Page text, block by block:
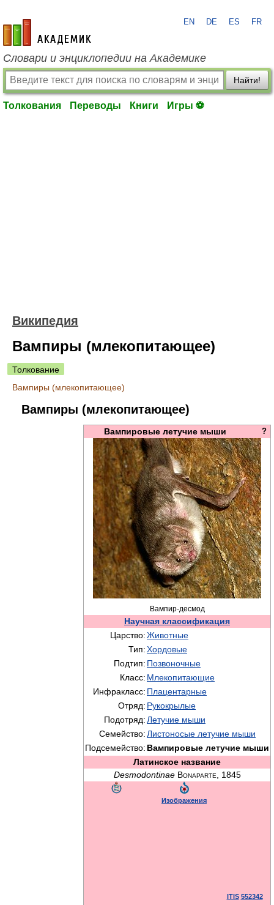
academic.ru
EN DE ES FR
Словари и энциклопедии на Академике
Найти!
Толкования Переводы Книги Игры ⚽
Википедия
Вампиры (млекопитающее)
Толкование
Вампиры (млекопитающее)
Вампиры (млекопитающее)
?
Вампировые летучие мыши
Вампир-десмод
Научная классификация
Царство:Животные
Тип:Хордовые
Подтип: Позвоночные
Класс: Млекопитающие
Инфракласс: Плацентарные
Отряд: Рукокрылые
Подотряд:Летучие мыши
Семейство:Листоносые летучие мыши
Подсемейство: Вампировые летучие мыши
Латинское название
Desmodontinae Bonaparte, 1845
Изображения
ITIS 552342